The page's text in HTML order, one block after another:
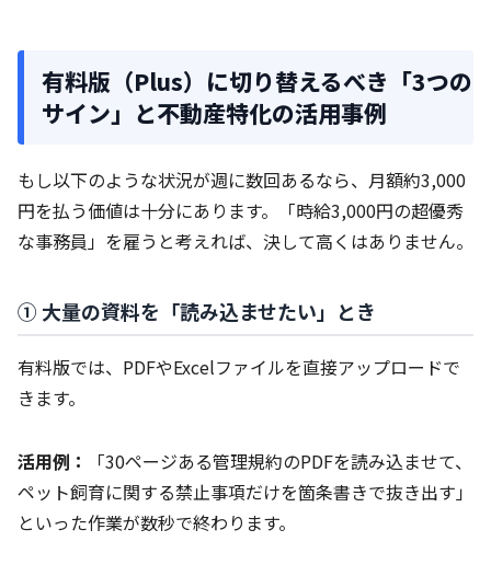
有料版（Plus）に切り替えるべき「3つの
サイン」と不動産特化の活用事例
もし以下のような状況が週に数回あるなら、月額約3,000
円を払う価値は十分にあります。「時給3,000円の超優秀
な事務員」を雇うと考えれば、決して高くはありません。
① 大量の資料を「読み込ませたい」とき
有料版では、PDFやExcelファイルを直接アップロードで
きます。
活用例：
「30ページある管理規約のPDFを読み込ませて、
ペット飼育に関する禁止事項だけを箇条書きで抜き出す」
といった作業が数秒で終わります。